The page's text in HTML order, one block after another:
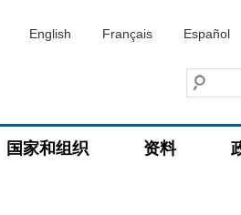
English Français Español
国家和组织 资料